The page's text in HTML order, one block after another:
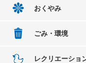
おくやみ
ごみ・環境
レクリエーショ